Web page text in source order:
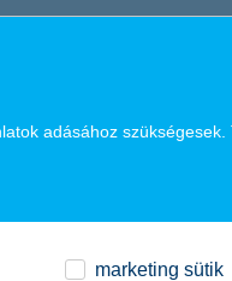
lépések.
növekedés
adásához
marketing sütik